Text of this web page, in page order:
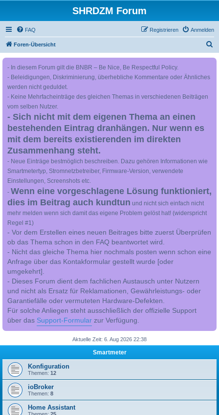
SHRDZM Forum
FAQ Anmelden
Registrieren
Foren-Übersicht
- In diesem Forum gilt die BNBR – Be Nice, Be Respectful Policy.
- Beleidigungen, Diskriminierung, überhebliche Kommentare oder Ähnliches
werden nicht geduldet.
- Keine Mehrfacheinträge des gleichen Themas in verschiedenen Beiträgen
vom selben Nutzer.
- Sich nicht mit dem eigenen Thema an einen
bestehenden Eintrag dranhängen. Nur wenn es
mit dem bereits existierenden im direkten
Zusammenhang steht.
- Neue Einträge bestmöglich beschreiben. Dazu gehören Informationen wie
Smartmetertyp, Stromnetzbetreiber, Firmware-Version, verwendete
Einstellungen, Screenshots etc.
- Wenn eine vorgeschlagene Lösung funktioniert,
dies im Beitrag auch kundtun und nicht sich einfach nicht
mehr melden wenn sich damit das eigene Problem gelöst hat! (widerspricht
Regel #1)
- Vor dem Erstellen eines neuen Beitrages bitte zuerst Überprüfen
ob das Thema schon in den FAQ beantwortet wird.
- Nicht das gleiche Thema hier nochmals posten wenn schon eine
Anfrage über das Kontakformular gestellt wurde [oder
umgekehrt].
- Dieses Forum dient dem fachlichen Austausch unter Nutzern
und nicht als Ersatz für Reklamationen, Gewährleistungs- oder
Garantiefälle oder vermuteten Hardware-Defekten.
Für solche Anliegen steht ausschließlich der offizielle Support
über das Support-Formular zur Verfügung.
Aktuelle Zeit: 6. Aug 2026 22:38
Smartmeter
Konfiguration
Themen: 12
ioBroker
Themen: 8
Home Assistant